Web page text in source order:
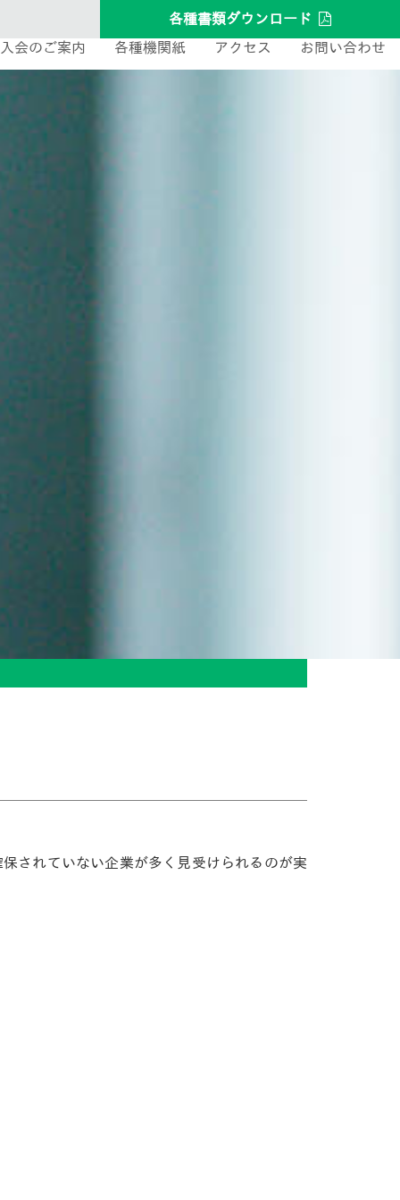
各種書類ダウンロード
入会のご案内
各種機関紙 アクセス お問い合わせ
されていない企業が多く見受けられるのが実